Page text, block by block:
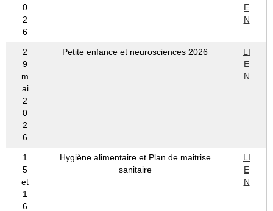
0
2
6
E
N
2
9
m
ai
2
0
2
6
Petite enfance et neurosciences 2026
LI
E
N
1
5
et
1
6
Hygiène alimentaire et Plan de maitrise
sanitaire
LI
E
N